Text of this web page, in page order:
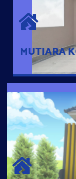
MUTIARA
Hunian
kota, 2 menit
BGF
Hunian Mewah
Parkir Mobil